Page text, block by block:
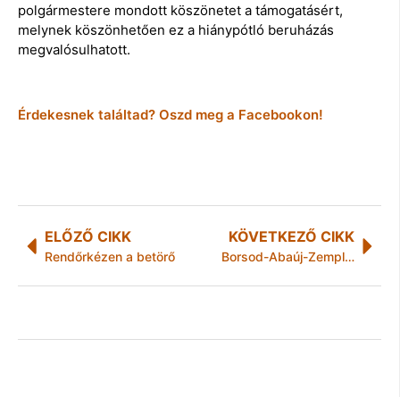
polgármestere mondott köszönetet a támogatásért,
melynek köszönhetően ez a hiánypótló beruházás
megvalósulhatott.
Érdekesnek találtad? Oszd meg a Facebookon!
ELŐZŐ CIKK
Rendőrkézen a betörő
KÖVETKEZŐ CIKK
Borsod-Abaúj-Zemplén megyében 11 kezdeményezésre szavazhatnak a vásárlók